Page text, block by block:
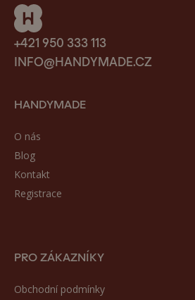
+421 950 333 113
INFO@HANDYMADE.CZ
HANDYMADE
O nás
Blog
Kontakt
Registrace
PRO ZÁKAZNÍKY
Obchodní podmínky